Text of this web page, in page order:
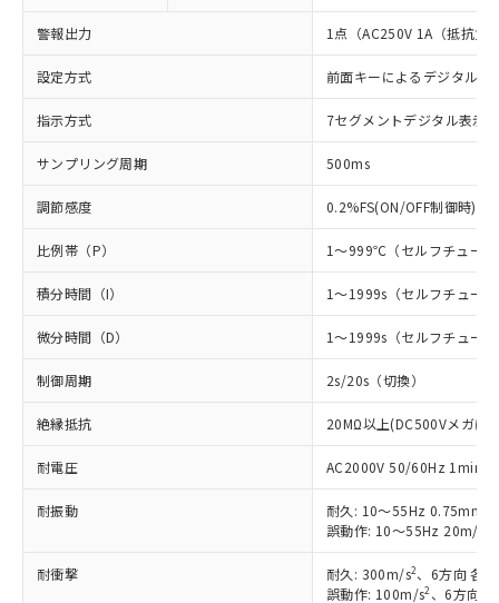
警報出力 1点（AC250V 1A（抵抗負
設定方式 前面キーによるデジタル設
指示方式 7セグメントデジタル表示
サンプリング周期 500ms
調節感度 0.2%FS(ON/OFF制御時)
比例帯（P） 1～999℃（セルフチュー
積分時間（I） 1～1999s（セルフチュー
微分時間（D） 1～1999s（セルフチュー
制御周期 2s/20s（切換）
絶縁抵抗 20MΩ以上(DC500Vメガに
耐電圧 AC2000V 50/60Hz 1min (
耐振動
耐久: 10～55Hz 0.75mm
誤動作: 10～55Hz 20m/s
耐衝撃 耐久: 300m/s2、6方向 各3
誤動作: 100m/s2 、6方向
ご利用条件
以下の条件をお読みいただき、同意のうえ
商品の当社在庫状況および標準価格
(税抜)を提供させていただくもので
当社制御機器事業取扱商品の中には、
本サービスの対象外となる商品もある
在庫状況および標準価格照会結果は、
記載している更新日時点での社内デー
対応済み：EU RoHS指令（10物質）の
非含有に対応した製品が提供可能な商品で
対応予定：EU RoHS指令（10物質）の非含
有に対応した製品に切り替える予定のある
商品です。
対応予定なし：EU RoHS指令（10物質）の
非含有に非対応の商品で、対応品を出す予
定はありません。
調査・確認中：EU RoHS指令（10物質）の
非含有の対応状況を調査中または確認中の
非該当品：ライセンス料など無形物で、有
害物質有無と関係のない商品です。
仕入先様の事情により、非含有部品として
いたものが、含有品と判明した場合などや
むを得ず変更することがあります。
※1 中国RoHS○×表
「○」：最大均質材料含有率が中国RoHSの
基準値以下であることを示します。
「×」：最大均質材料含有率が中国RoHSの
基準値を超えていることを示します。
「－」：未確認です。当社販売部門へお問
当社は、これら貴社製品のうち、外国
為替および外国貿易法に定める商品
（以下｢規制貨物等」という）を輸出